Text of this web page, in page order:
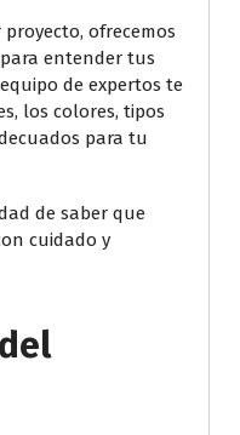
ofrecemos
entender tus
de expertos te
los colores, tipos
para tu
de saber que
cuidado y